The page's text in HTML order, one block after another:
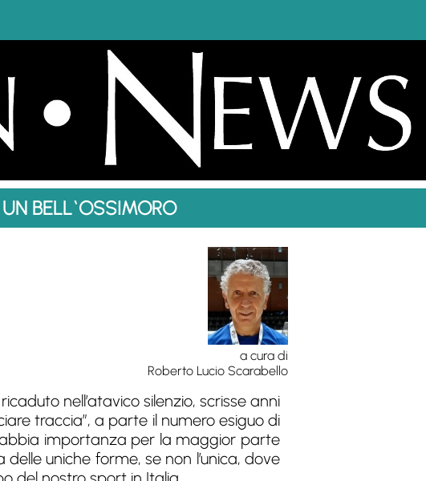
BELL`OSSIMORO
a cura di
Roberto Lucio Scarabello
nell’atavico silenzio, scrisse anni
traccia”, a parte il numero esiguo di
importanza per la maggior parte
uniche forme, se non l’unica, dove